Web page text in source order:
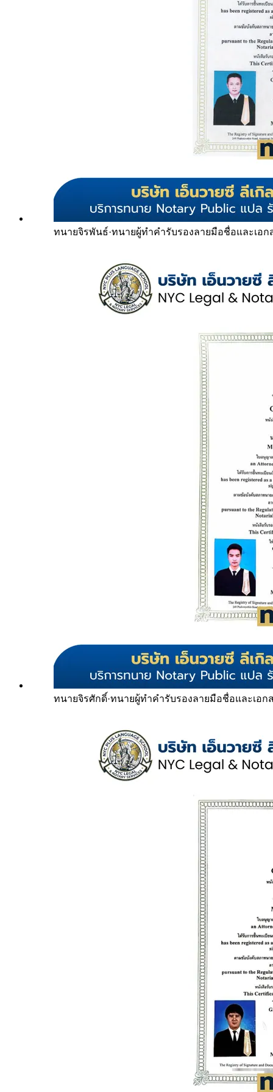
ทนายจิรพันธ์·ทนายผู้ทำคำรับรองลายมือชื่อและเอก
ทนายจิรศักดิ์·ทนายผู้ทำคำรับรองลายมือชื่อและเอก